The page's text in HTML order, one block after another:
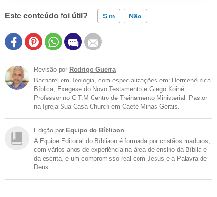
Este conteúdo foi útil? Sim Não
Revisão por Rodrigo Guerra
Bacharel em Teologia, com especializações em: Hermenêutica
Bíblica, Exegese do Novo Testamento e Grego Koiné.
Professor no C.T.M Centro de Treinamento Ministerial, Pastor
na Igreja Sua Casa Church em Caeté Minas Gerais.
Edição por Equipe do Bíbliaon
A Equipe Editorial do Bíbliaon é formada por cristãos maduros,
com vários anos de experiência na área de ensino da Bíblia e
da escrita, e um compromisso real com Jesus e a Palavra de
Deus.